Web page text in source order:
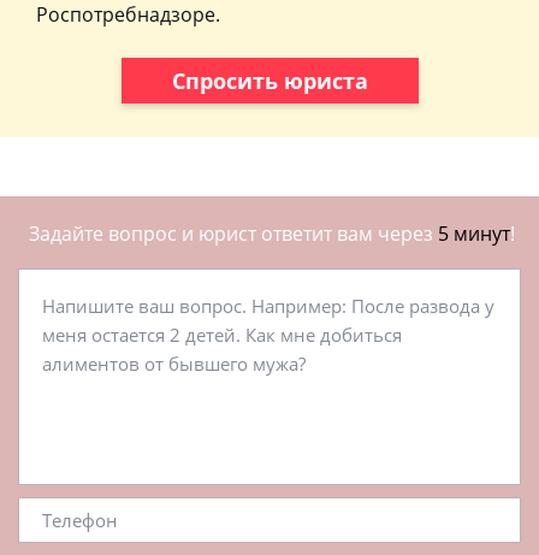
Роспотребнадзоре.
Спросить юриста
Задайте вопрос и юрист ответит вам через 5 минут!